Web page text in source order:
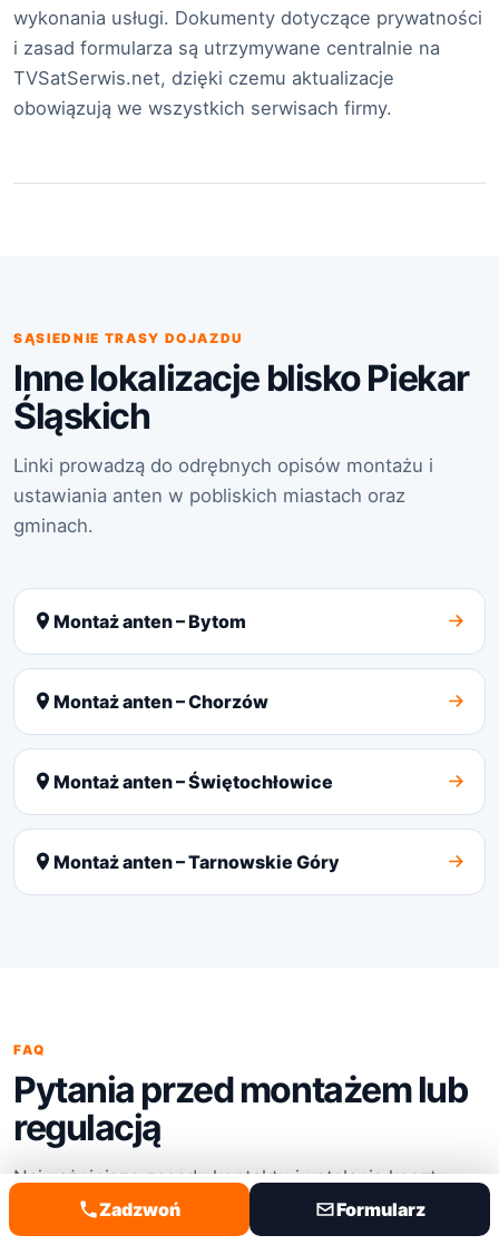
wykonania usługi. Dokumenty dotyczące prywatności
i zasad formularza są utrzymywane centralnie na
TVSatSerwis.net, dzięki czemu aktualizacje
obowiązują we wszystkich serwisach firmy.
SĄSIEDNIE TRASY DOJAZDU
Inne lokalizacje blisko Piekar
Śląskich
Linki prowadzą do odrębnych opisów montażu i
ustawiania anten w pobliskich miastach oraz
gminach.
Montaż anten – Bytom
Montaż anten – Chorzów
Montaż anten – Świętochłowice
Montaż anten – Tarnowskie Góry
FAQ
Pytania przed montażem lub
regulacją
Najważniejsze zasady kontaktu i ustalania kosztu.
Zadzwoń
Formularz